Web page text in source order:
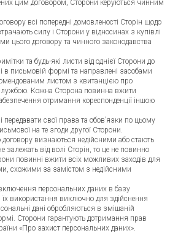
цим договором, Сторони керуються чинним
всі попередні домовленості Сторін щодо
силу і Сторони у відносинах з купівлі
цього договору та чинного законодавства
та будь-які листи від однієї Сторони до
в письмовій формі та направлені засобами
листом з квитанцією про
Кожна Сторона повинна вжити
отримання кореспонденції іншою
свої права та обов’язки по цьому
на те згоди другої Сторони.
визнаються недійсними або стають
від волі Сторін, то це не повинно
повинні вжити всіх можливих заходів для
схожими за замістом з недійсними
персональних даних в базу
використання виключно для здійснення
дані обробляються в змішаній
Сторони гарантують дотримання прав
«Про захист персональних даних».